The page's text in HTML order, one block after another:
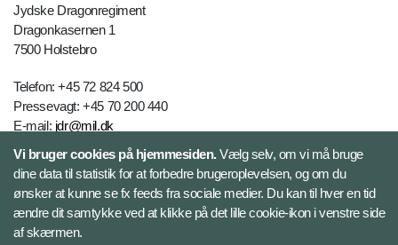
Jydske Dragonregiment
Dragonkasernen 1
7500 Holstebro
Telefon: +45 72 824 500
Pressevagt: +45 70 200 440
E-mail: jdr@mil.dk
Databeskyttelse
Følg Jydske Dragonregiment
Vi bruger cookies på hjemmesiden.Vælg selv, om vi må bruge
dine data til statistik for at forbedre brugeroplevelsen, og om du
ønsker at kunne se fx feeds fra sociale medier. Du kan til hver en tid
ændre dit samtykke ved at klikke på det lille cookie-ikon i venstre side
af skærmen.